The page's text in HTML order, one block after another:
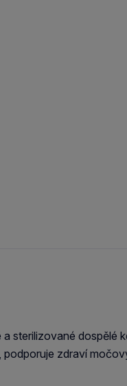
sterilizované dospělé
zdraví